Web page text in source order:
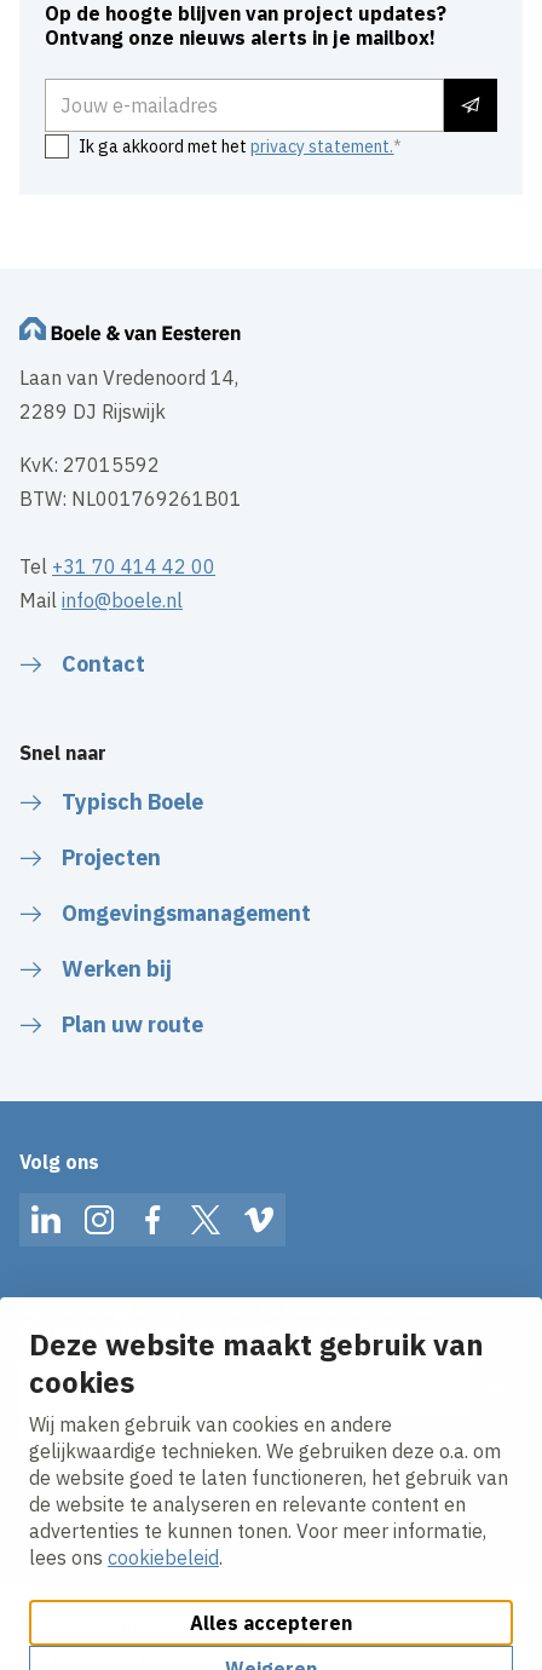
Deze website maakt gebruik van
cookies
Wij maken gebruik van cookies en andere
gelijkwaardige technieken. We gebruiken deze o.a. om
de website goed te laten functioneren, het gebruik van
de website te analyseren en relevante content en
advertenties te kunnen tonen. Voor meer informatie,
lees ons cookiebeleid.
Alles accepteren
Op de hoogte blijven van project updates?
Ontvang onze nieuws alerts in je mailbox!
Ik ga akkoord met hetprivacy statement.
Laan van Vredenoord 14,
2289 DJ Rijswijk
KvK: 27015592
BTW: NL001769261B01
Tel +31 70 414 42 00
Mailinfo@boele.nl
Contact
Snel naar
Typisch Boele
Projecten
Omgevingsmanagement
Werken bij
Plan uw route
Volg ons
LinkedInInstagramFacebookTwitterVimeo
Ontvang onze nieuws alerts in je mailbox!
E-mailadres
Ik ga akkoord met hetprivacy statement.
Cookies aanpassenCookie beleidPrivacy policy
Algemene inkoopvoorwaarden